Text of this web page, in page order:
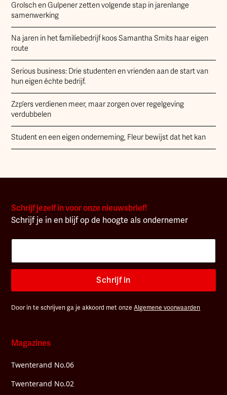
Grolsch en Gulpener zetten volgende stap in jarenlange
samenwerking
Na jaren in het familiebedrijf koos Samantha Smits haar eigen
route
Serious business: Drie studenten en vrienden aan de start van
hun eigen échte bedrijf.
Zzp’ers verdienen meer, maar zorgen over regelgeving
verdubbelen
Student en een eigen onderneming, Fleur bewijst dat het kan
Schrijf jezelf in voor onze nieuwsbrief!
Schrijf je in en blijf op de hoogte als ondernemer
Schrijf in
Door in te schrijven ga je akkoord met onzeAlgemene voorwaarden
Magazines
Twenterand No.06
Twenterand No.02